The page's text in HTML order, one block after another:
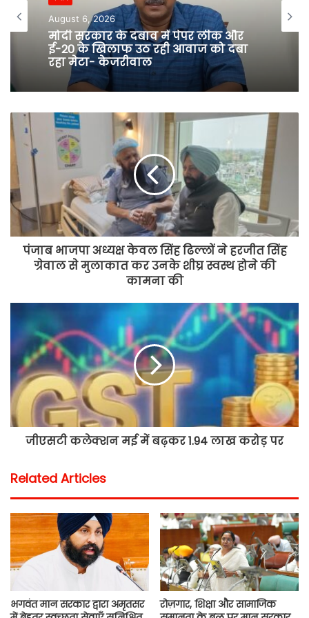
e
August 6, 2026
मोदी सरकार के दबाव में पेपर लीक और
ई-20 के खिलाफ उठ रही आवाज को दबा
रहा मेटा- केजरीवाल
पंजाब भाजपा अध्यक्ष केवल सिंह ढिल्लों ने हरजीत सिंह
ग्रेवाल से मुलाकात कर उनके शीघ्र स्वस्थ होने की
कामना की
जीएसटी कलेक्शन मई में बढ़कर 1.94 लाख करोड़ पर
Related Articles
भगवंत मान सरकार द्वारा अमृतसर
रोज़गार, शिक्षा और सामाजिक